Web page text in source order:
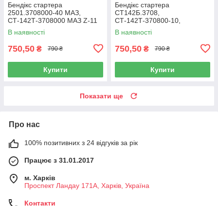
Бендікс стартера
2501.3708000-40 МАЗ,
СТ-142Т-3708000 МАЗ Z-11
В наявності
750,50 ₴ 790 ₴
Купити
Бендікс стартера
СТ142Б.3708,
СТ-142Т-370800-10,
2501.3708000-21 (МАЗ,
КАМАЗ) z10
В наявності
750,50 ₴ 790 ₴
Купити
Показати ще
Про нас
100% позитивних з 24 відгуків за рік
Працює з 31.01.2017
м. Харків
Проспект Ландау 171А, Харків, Україна
Контакти